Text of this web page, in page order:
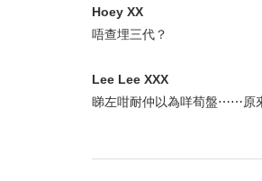
Hoey XX
唔查埋三代？
Lee Lee XXX
睇左咁耐仲以為咩荀盤⋯⋯